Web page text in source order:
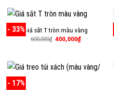
- 33%Giá sắt T tròn màu vàng
600,000₫ Giá
400,000₫Giá
400,000₫.
- 17%